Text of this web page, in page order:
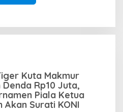
Kuta Makmur
Rp10 Juta,
Piala Ketua
Akan Surati KONI